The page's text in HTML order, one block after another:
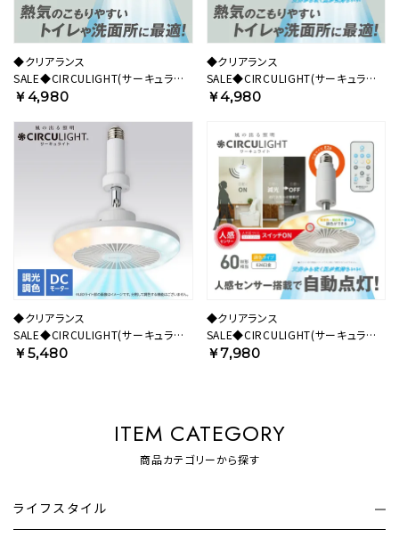
◆クリアランス
SALE◆CIRCULIGHT(サーキュライ
ト) ソケットシリーズ E26モデル 電球
￥4,980
◆クリアランス
SALE◆CIRCULIGHT(サーキュライ
ト) ソケットシリーズ 引掛けモデル 昼
￥4,980
◆クリアランス
SALE◆CIRCULIGHT(サーキュライ
ト) ソケットシリーズ E26モデル 調色
￥5,480
◆クリアランス
SALE◆CIRCULIGHT(サーキュライ
ト) 人感センサー付きソケットシリー
￥7,980
ITEM CATEGORY
商品カテゴリーから探す
ライフスタイル